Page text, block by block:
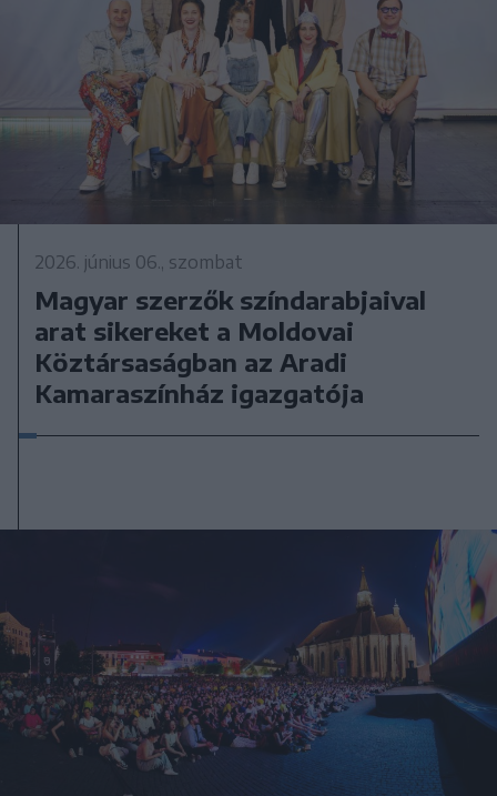
2026. június 06., szombat
Magyar szerzők színdarabjaival
arat sikereket a Moldovai
Köztársaságban az Aradi
Kamaraszínház igazgatója